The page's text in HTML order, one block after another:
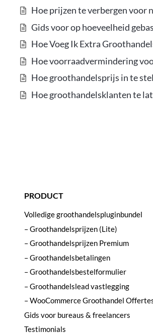
Hoe prijzen te verbergen voor
Gids voor op hoeveelheid
Hoe Voeg Ik Extra
Hoe voorraadvermindering
Hoe groothandelsprijs in te
Hoe groothandelsklanten te
PRODUCT
Volledige groothandelspluginbundel
– Groothandelsprijzen (Lite)
– Groothandelsprijzen Premium
– Groothandelsbetalingen
– Groothandelsbestelformulier
– Groothandelslead vastlegging
– WooCommerce Groothandel
Gids voor bureaus & freelancers
Testimonials